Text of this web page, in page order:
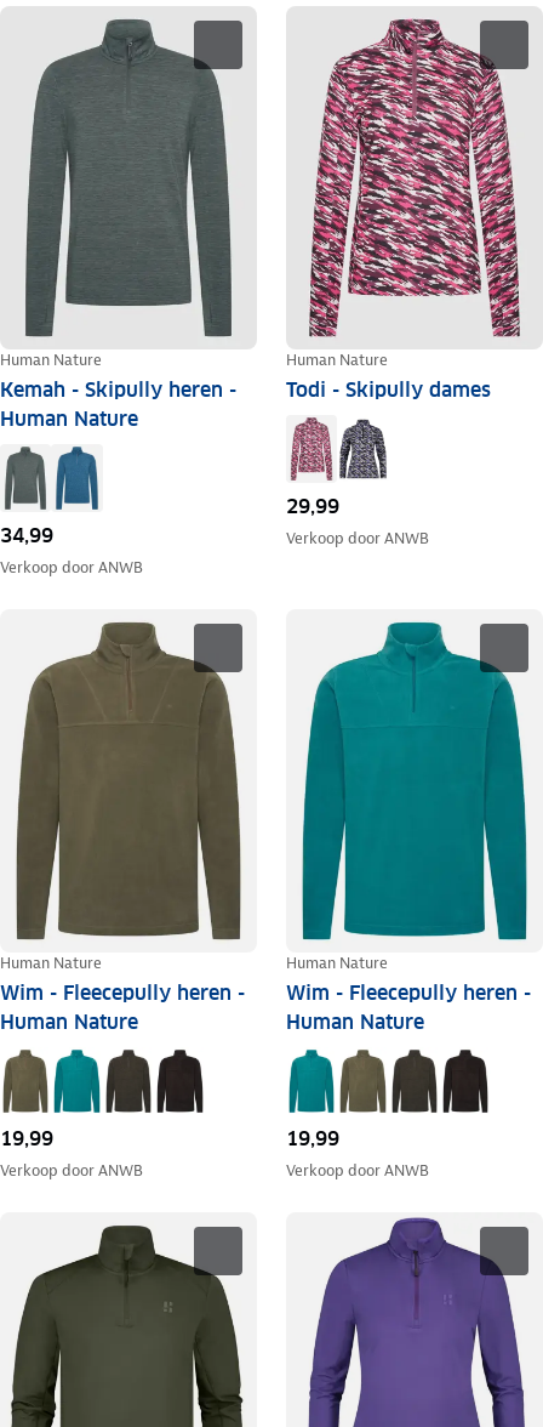
Human Nature
Kemah - Skipully heren -
Human Nature
34,99
Verkoop doorANWB
Human Nature
Todi - Skipully dames
29,99
Verkoop doorANWB
Human Nature
Wim - Fleecepully heren -
Human Nature
19,99
Verkoop doorANWB
Human Nature
Wim - Fleecepully heren -
Human Nature
19,99
Verkoop doorANWB